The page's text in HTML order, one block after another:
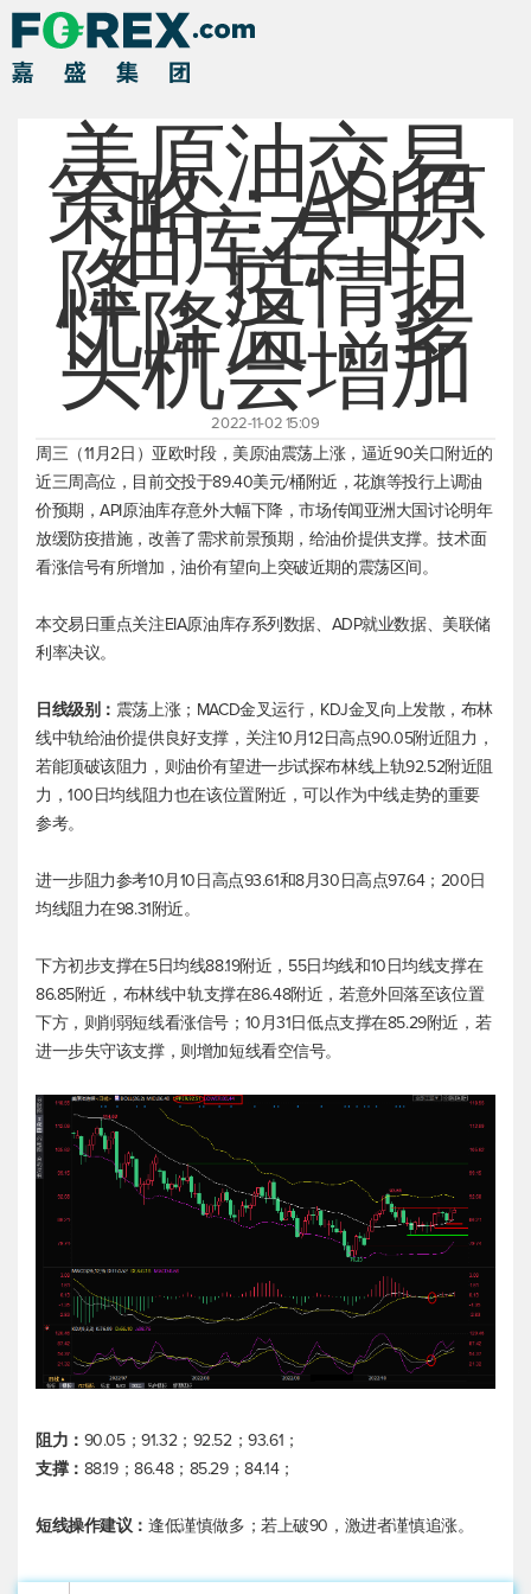
美原油交易
策略：API原
油库存下
降，疫情担
忧降温，多
头机会增加
2022-11-02 15:09
周三（11月2日）亚欧时段， 美原油震荡上涨，逼近90关口附近的
近三周高位，目前交投于89.40美元/桶附近，花旗等投行上调油
价预期，API原油库存意外大幅下降，市场传闻亚洲大国讨论明年
放缓防疫措施，改善了需求前景预期，给油价提供支撑。技术面
看涨信号有所增加，油价有望向上突破近期的震荡区间。
本交易日重点关注EIA原油库存系列数据、ADP就业数据、美联储
利率决议。
日线级别： 震荡上涨；MACD金叉运行，KDJ金叉向上发散，布林
线中轨给油价提供良好支撑，关注10月12日高点90.05附近阻力，
若能顶破该阻力，则油价有望进一步试探布林线上轨92.52附近阻
力，100日均线阻力也在该位置附近，可以作为中线走势的重要
参考。
进一步阻力参考10月10日高点93.61和8月30日高点97.64；200日
均线阻力在98.31附近。
下方初步支撑在5日均线88.19附近，55日均线和10日均线支撑在
86.85附近，布林线中轨支撑在86.48附近，若意外回落至该位置
下方，则削弱短线看涨信号；10月31日低点支撑在85.29附近，若
进一步失守该支撑，则增加短线看空信号。
阻力： 90.05；91.32；92.52；93.61；
支撑： 88.19；86.48；85.29；84.14；
短线操作建议：逢低谨慎做多；若上破90，激进者谨慎追涨。